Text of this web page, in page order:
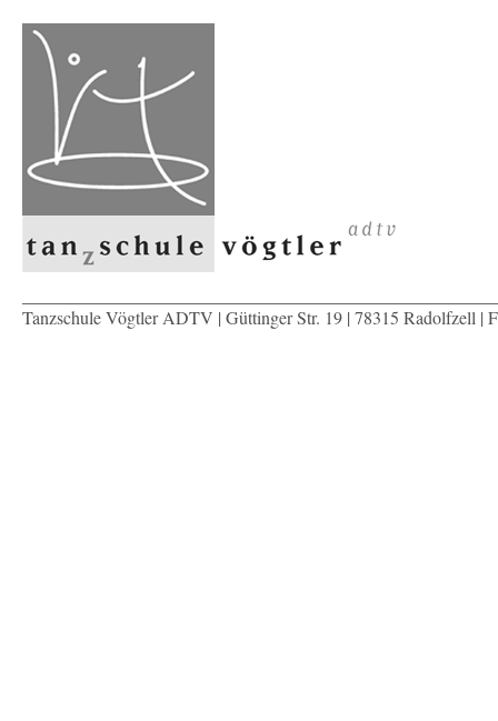
Tanzschule Vögtler ADTV | Güttinger Str. 19 | 78315 Radolfzell |